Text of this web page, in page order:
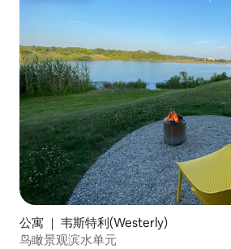
公寓 ｜ 韦斯特利(Westerly)
鸟瞰景观滨水单元